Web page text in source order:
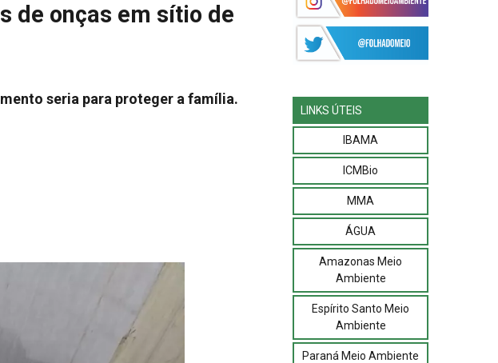
de onças em sítio de
seria para proteger a família.
LINKS ÚTEIS
IBAMA
ICMBio
MMA
ÁGUA
Amazonas Meio
Ambiente
Espírito Santo Meio
Ambiente
Paraná Meio Ambiente